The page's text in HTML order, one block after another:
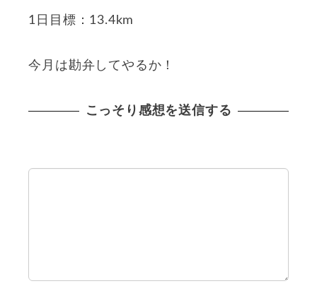
1日目標：13.4km
今月は勘弁してやるか！
こっそり感想を送信する